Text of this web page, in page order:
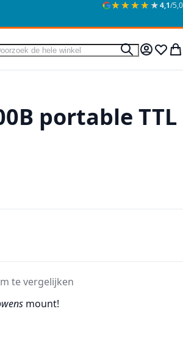
★★★★★
★★★★★4,1/5,0
ZoekMijn
portable TTL
te vergelijken
mount!